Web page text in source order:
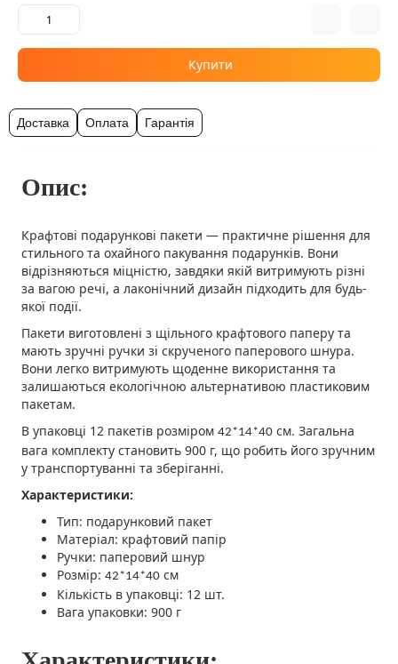
Купити
Доставка Оплата Гарантія
Опис:
Крафтові подарункові пакети — практичне рішення для
стильного та охайного пакування подарунків. Вони
відрізняються міцністю, завдяки якій витримують різні
за вагою речі, а лаконічний дизайн підходить для будь-
якої події.
Пакети виготовлені з щільного крафтового паперу та
мають зручні ручки зі скрученого паперового шнура.
Вони легко витримують щоденне використання та
залишаються екологічною альтернативою пластиковим
пакетам.
В упаковці 12 пакетів розміром 42*14*40 см. Загальна
вага комплекту становить 900 г, що робить його зручним
у транспортуванні та зберіганні.
Характеристики:
Тип: подарунковий пакет
Матеріал: крафтовий папір
Ручки: паперовий шнур
Розмір: 42*14*40 см
Кількість в упаковці: 12 шт.
Вага упаковки: 900 г